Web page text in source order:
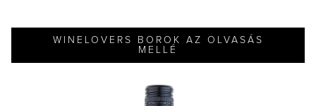
WINELOVERS BOROK AZ OLVASÁS
MELLÉ